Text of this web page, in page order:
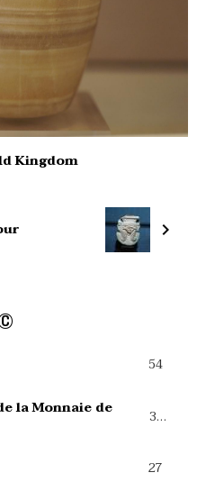
Kingdom
©
54
la Monnaie de
39
27